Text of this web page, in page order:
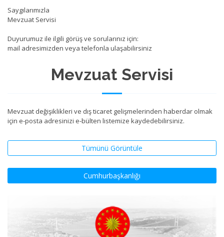
Mevzuat Servisi
Mevzuat değişiklikleri ve dış ticaret gelişmelerinden haberdar olmak
için e-posta adresinizi e-bülten listemize kaydedebilirsiniz.
Tümünü Görüntüle
Cumhurbaşkanlığı
Saygılarımızla
Mevzuat Servisi
Duyurumuz ile ilgili görüş ve sorularınız için:
mail adresimizden veya telefonla ulaşabilirsiniz